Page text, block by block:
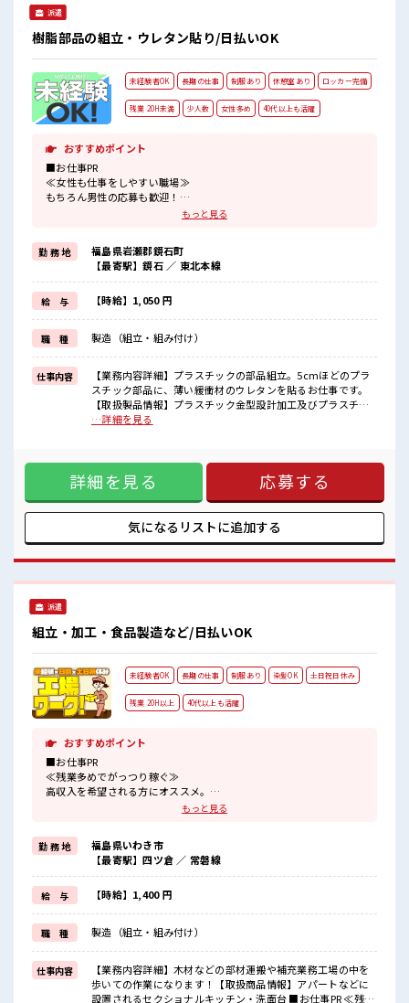
派遣
樹脂部品の組立・ウレタン貼り/日払いOK
未経験者OK 長期の仕事 制服あり 休憩室あり ロッカー完備
残業 20H未満 少人数 女性多め 40代以上も活躍
おすすめポイント
■お仕事PR
≪女性も仕事をしやすい職場≫
もちろん男性の応募も歓迎！
ほどよく稼げます♪
≪機能的な制服アリ≫
制服があるので、
毎日の服装の悩み解消♪
≪初めての仕事だけど自分にもできそう≫
新しいことにチャレンジするのは不安だけど、
しっかり働く環境が整っています！
イチからスキルUP・ステップUP目指していきましょう！
≪自分に合った期間で働ける≫
福利厚生が整った派遣のお仕事です！
■職場の雰囲気
女性も活躍しやすい雰囲気の職場です！
休憩室でホッと一息リフレッシュ！
もっと見る
勤 務 地
福島県岩瀬郡鏡石町
【最寄駅】鏡石 ／ 東北本線
給 与 【時給】1,050 円
職 種 製造（組立・組み付け）
仕事内容
【業務内容詳細】プラスチックの部品組立。5cmほどのプラ
スチック部品に、薄い緩衝材のウレタンを貼るお仕事です。
【取扱製品情報】プラスチック金型設計加工及びプラスチッ
ク成形加工を行う企業 ■お仕事PR ≪女性も仕事をしやすい職
アリ≫ 制服があるので、 毎日の服装の悩み解消♪ ≪初めての
仕事だけど自分にもできそう≫ 新しいことにチャレンジする
のは不安だけど、 しっかり働く環境が整っています！ イチか
らスキルUP・ステップUP目指していきましょう！ ≪自分に
合った期間で働ける≫ 福利厚生が整った派遣のお仕事です！
■職場の雰囲気 女性も活躍しやすい雰囲気の職場です！ 少人
も？ 休憩室でホッと一息リフレッシュ！
…詳細を見る
詳細を見る 応募する
気になるリストに追加する
派遣
組立・加工・食品製造など/日払いOK
未経験者OK 長期の仕事 制服あり 染髪OK 土日祝日休み
残業 20H以上 40代以上も活躍
おすすめポイント
■お仕事PR
≪残業多めでがっつり稼ぐ≫
高収入を希望される方にオススメ。
残業は月20時間以上あります♪
週末は家族や友人と一緒にプライベート満喫！
≪髪色自由で自分らしく働く≫
明るすぎたり奇抜でなければ基本的に自由！
(規定有)≪動きやすい制服アリ≫
制服があるので、
毎日の服装の悩み解消♪
≪初めての仕事だけど自分にもできそう≫
新しいことにチャレンジするのは不安だけど、
しっかり働く環境が整っています！
イチからスキルUP・ステップUP目指していきましょう！
■職場の雰囲気
もっと見る
勤 務 地
福島県いわき市
【最寄駅】四ツ倉 ／ 常磐線
給 与 【時給】1,400 円
職 種 製造（組立・組み付け）
仕事内容
【業務内容詳細】木材などの部材運搬や補充業務工場の中を
歩いての作業になります！【取扱商品情報】アパートなどに
設置されるセクショナルキッチン・洗面台 ■お仕事PR ≪残業